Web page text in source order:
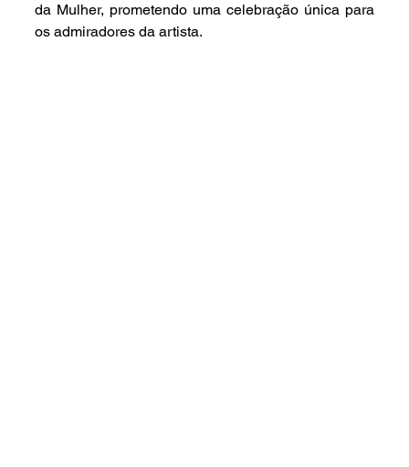
da Mulher, prometendo uma celebração única para
os admiradores da artista.